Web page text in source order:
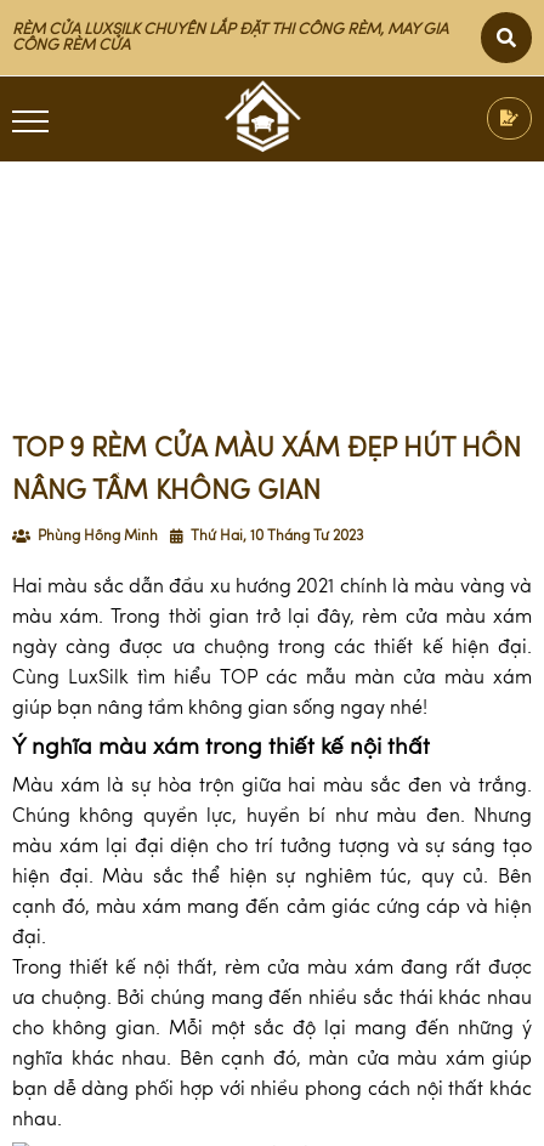
RÈM CỬA LUXSILK CHUYÊN LẮP ĐẶT THI CÔNG RÈM, MAY GIA
CÔNG RÈM CỬA
TOP 9 RÈM CỬA MÀU XÁM ĐẸP HÚT HỒN
NÂNG TẦM KHÔNG GIAN
Phùng Hồng Minh Thứ Hai, 10 Tháng Tư 2023
Hai màu sắc dẫn đầu xu hướng 2021 chính là màu vàng và
màu xám. Trong thời gian trở lại đây, rèm cửa màu xám
ngày càng được ưa chuộng trong các thiết kế hiện đại.
Cùng LuxSilk tìm hiểu TOP các mẫu màn cửa màu xám
giúp bạn nâng tầm không gian sống ngay nhé!
Ý nghĩa màu xám trong thiết kế nội thất
Màu xám là sự hòa trộn giữa hai màu sắc đen và trắng.
Chúng không quyền lực, huyền bí như màu đen. Nhưng
màu xám lại đại diện cho trí tưởng tượng và sự sáng tạo
hiện đại. Màu sắc thể hiện sự nghiêm túc, quy củ. Bên
cạnh đó, màu xám mang đến cảm giác cứng cáp và hiện
đại.
Trong thiết kế nội thất, rèm cửa màu xám đang rất được
ưa chuộng. Bởi chúng mang đến nhiều sắc thái khác nhau
cho không gian. Mỗi một sắc độ lại mang đến những ý
nghĩa khác nhau. Bên cạnh đó, màn cửa màu xám giúp
bạn dễ dàng phối hợp với nhiều phong cách nội thất khác
nhau.